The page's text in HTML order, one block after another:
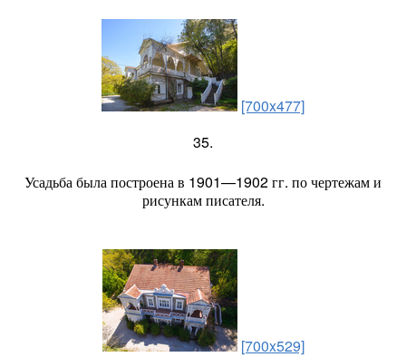
[700x477]
35.
Усадьба была построена в 1901—1902 гг. по чертежам и
рисункам писателя.
[700x529]